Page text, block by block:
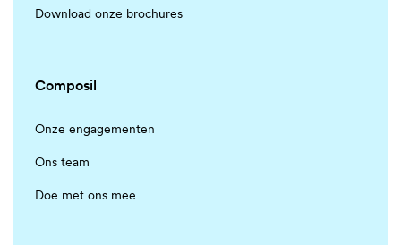
Download onze brochures
Composil
Onze engagementen
Ons team
Doe met ons mee